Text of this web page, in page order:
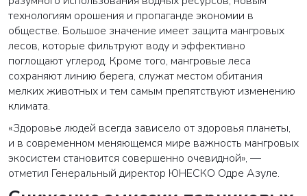
технологиям орошения и пропаганде экономии в
обществе. Большое значение имеет защита мангровых
лесов, которые фильтруют воду и эффективно
поглощают углерод. Кроме того, мангровые леса
сохраняют линию берега, служат местом обитания
мелких животных и тем самым препятствуют изменению
климата.
«Здоровье людей всегда зависело от здоровья планеты,
и в современном меняющемся мире важность мангровых
экосистем становится совершенно очевидной», —
отметил Генеральный директор ЮНЕСКО Одре Азуле.